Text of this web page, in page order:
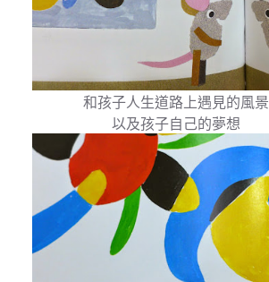
和孩子人生道路上遇見的風景
以及孩子自己的夢想